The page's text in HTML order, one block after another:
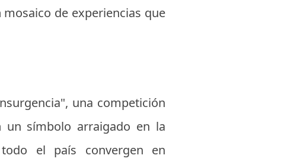
de experiencias que
una competición
un símbolo arraigado en la
el país convergen en